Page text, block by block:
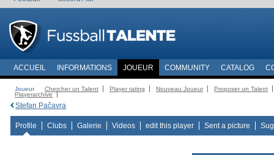
ACCUEIL INFORMATIONS JOUEUR COMMUNITY CATALOG
Joueur Chercher un Talent Player rating Nouveau Joueur
Proposer un Talent
Playerarchive
Stefan Pačavra
Profile Clubs Galerie Videos edit this player Sent a picture